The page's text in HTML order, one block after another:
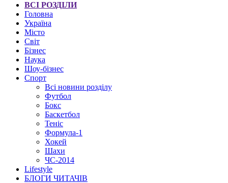
ВСІ РОЗДІЛИ
Головна
Україна
Місто
Світ
Бізнес
Наука
Шоу-бізнес
Спорт
Всі новини розділу
Футбол
Бокс
Баскетбол
Теніс
Формула-1
Хокей
Шахи
ЧС-2014
Lifestyle
БЛОГИ ЧИТАЧІВ